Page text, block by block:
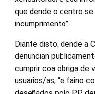
que dende o centro
incumprimento”.
Diante disto, dende a
denuncian
cumprir coa obriga de
usuarios/as, “e faino